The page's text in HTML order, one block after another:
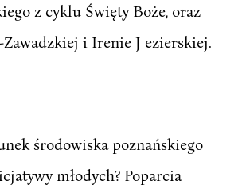
z cyklu Święty Boże, oraz
i Irenie J ezierskiej.
środowiska poznańskiego
młodych? Poparcia